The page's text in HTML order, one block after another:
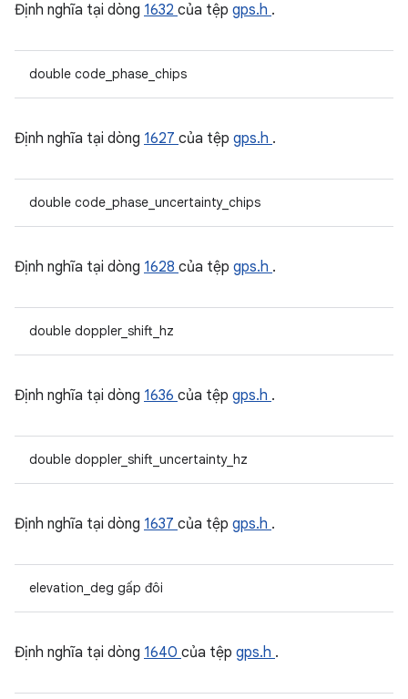
Định nghĩa tại dòng 1632 của tệp gps.h .
double code_phase_chips
Định nghĩa tại dòng 1627 của tệp gps.h .
double code_phase_uncertainty_chips
Định nghĩa tại dòng 1628 của tệp gps.h .
double doppler_shift_hz
Định nghĩa tại dòng 1636 của tệp gps.h .
double doppler_shift_uncertainty_hz
Định nghĩa tại dòng 1637 của tệp gps.h .
elevation_deg gấp đôi
Định nghĩa tại dòng 1640 của tệp gps.h .